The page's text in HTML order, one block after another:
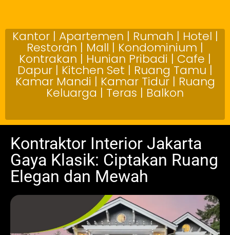
Kantor | Apartemen | Rumah | Hotel |
Restoran | Mall | Kondominium |
Kontrakan | Hunian Pribadi | Cafe |
Dapur | Kitchen Set | Ruang Tamu |
Kamar Mandi | Kamar Tidur | Ruang
Keluarga | Teras | Balkon
Kontraktor Interior Jakarta
Gaya Klasik: Ciptakan Ruang
Elegan dan Mewah